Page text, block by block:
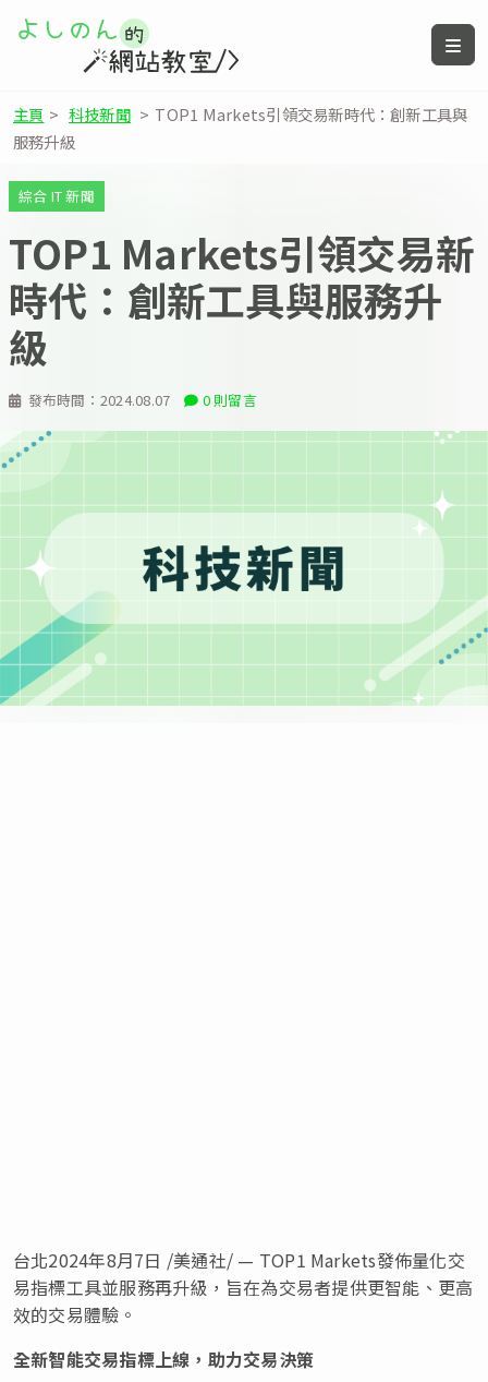
主頁 > 科技新聞 > TOP1 Markets引領交易新時代：創新工具與
服務升級
發布時間： 2024.08.07 0 則留言
綜合 IT 新聞
TOP1 Markets引領交易新
時代：創新工具與服務升
級
台北2024年8月7日 /美通社/ — TOP1 Markets發佈量化交
易指標工具並服務再升級，旨在為交易者提供更智能、更高
效的交易體驗。
全新智能交易指標上線，助力交易決策